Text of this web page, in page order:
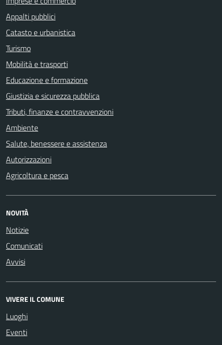
Appalti pubblici
Catasto e urbanistica
Turismo
Mobilità e trasporti
Educazione e formazione
Giustizia e sicurezza pubblica
Tributi, finanze e contravvenzioni
Ambiente
Salute, benessere e assistenza
Autorizzazioni
Agricoltura e pesca
NOVITÀ
Notizie
Comunicati
Avvisi
VIVERE IL COMUNE
Luoghi
Eventi